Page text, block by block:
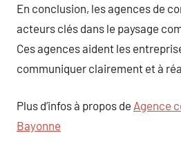
En conclusion, les agences de
acteurs clés dans le paysage
Ces agences aident les
communiquer clairement et à
Plus d’infos à propos de Agence
Bayonne